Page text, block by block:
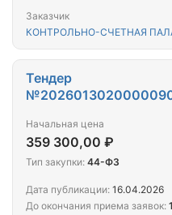
Заказчик
КОНТРОЛЬНО-СЧЕТНАЯ
Тендер
Начальная цена
359 300,00 ₽
Тип закупки: 44-ФЗ
Дата публикации: 16.04.2026
До окончания приема заявок: